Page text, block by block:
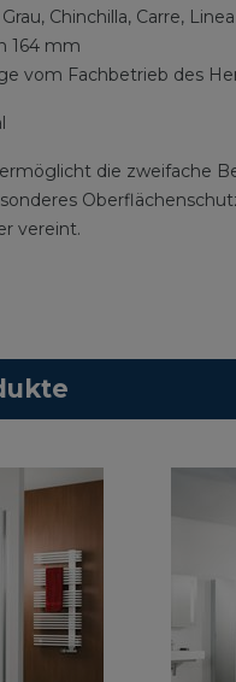
Chinchilla, Carre,
164 mm
vom Fachbetrieb des
die zweifache
vereint.